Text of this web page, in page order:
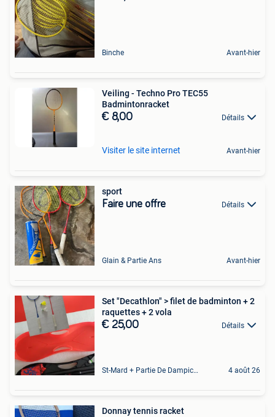
Binche Avant-hier
Veiling - Techno Pro TEC55
Badmintonracket
€ 8,00 Détails
Visiter le site internet Avant-hier
sport
Faire une offre Détails
Glain & Partie Ans Avant-hier
Set "Decathlon" > filet de badminton + 2
raquettes + 2 vola
€ 25,00 Détails
St-Mard + Partie De Dampicourt 4 août 26
Donnay tennis racket